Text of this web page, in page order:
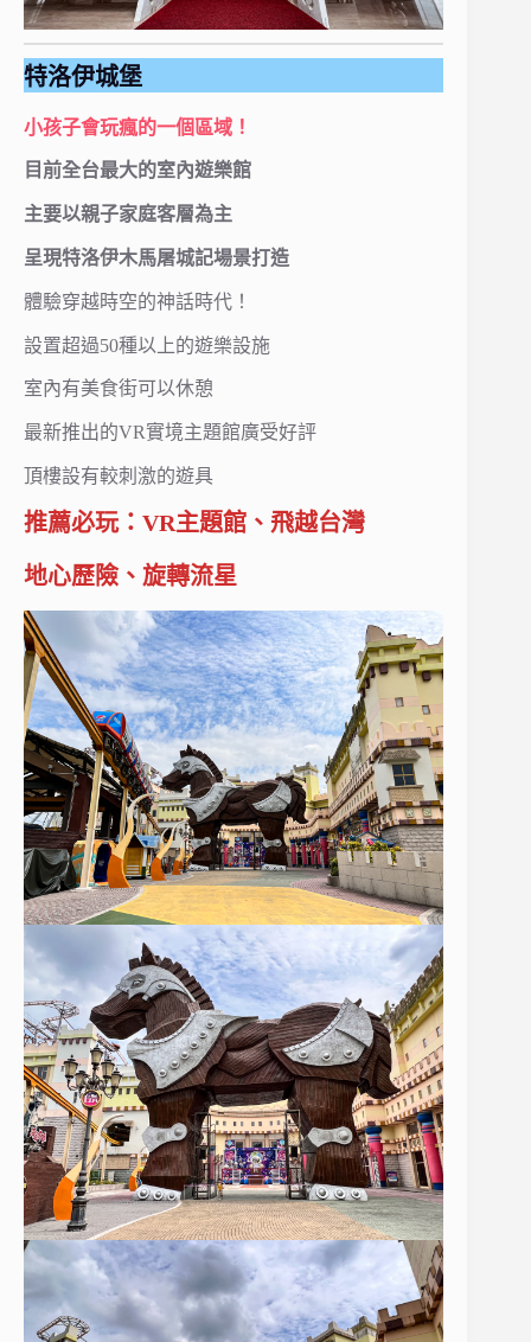
特洛伊城堡
小孩子會玩瘋的一個區域！
目前全台最大的室內遊樂館
主要以親子家庭客層為主
呈現特洛伊木馬屠城記場景打造
體驗穿越時空的神話時代！
設置超過50種以上的遊樂設施
室內有美食街可以休憩
最新推出的VR實境主題館廣受好評
頂樓設有較刺激的遊具
推薦必玩：VR主題館、飛越台灣
地心歷險、旋轉流星